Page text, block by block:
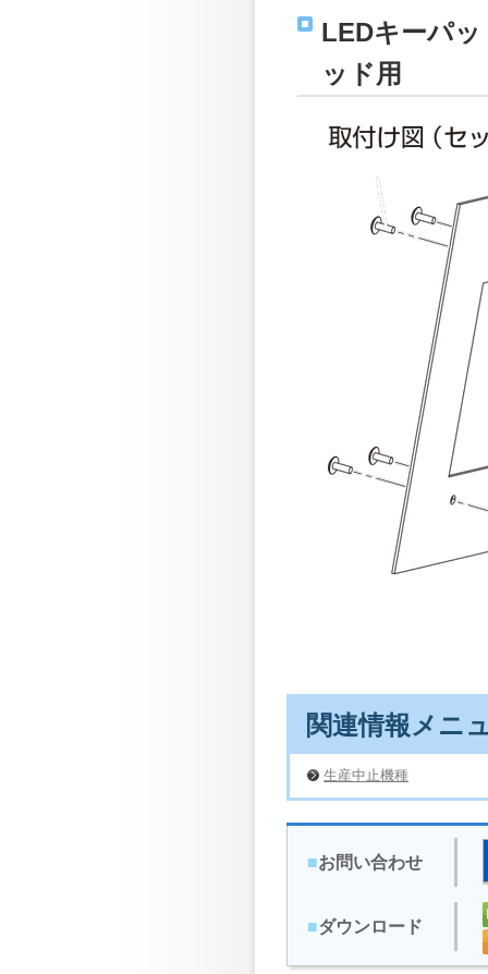
LEDキーパ
ッド用
関連情報メニ
生産中止機種
■お問い合わせ
■ダウンロード